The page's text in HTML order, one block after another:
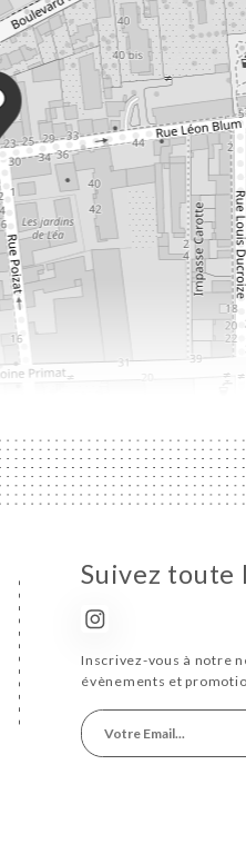
Suivez toute
Inscrivez-vous à notre
évènements et